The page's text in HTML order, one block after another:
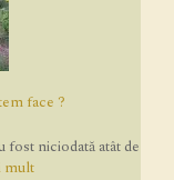
face ?
niciodată atât de
mult